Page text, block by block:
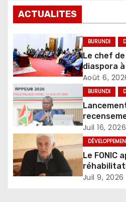
ACTUALITES
BURUNDI
Le chef
diaspora
dans le
Août 6,
BURUNDI
des
dans les
Burundi
Juil 16, 2026
Le FONIC
d’eau
Juil 9, 2026